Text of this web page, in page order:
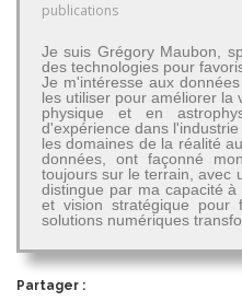
publications
Je suis Grégory Maubon,
des technologies pour
Je m'intéresse aux
les utiliser pour améliorer la
physique et en
d'expérience dans
les domaines de la réalité
données, ont façonné
toujours sur le terrain, avec
distingue par ma capacité à
et vision stratégique pour
solutions numériques
Partager :